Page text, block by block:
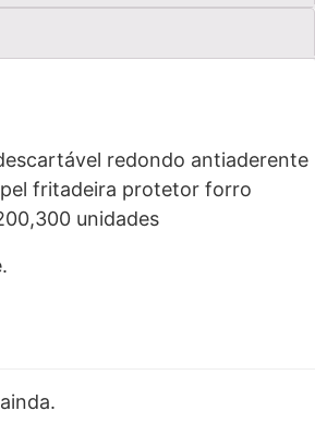
redondo antiaderente
fritadeira protetor forro
unidades